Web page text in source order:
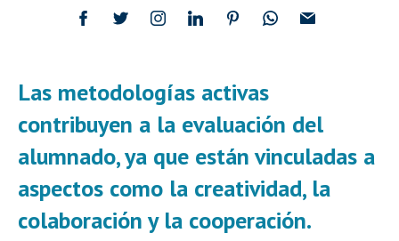
Las metodologías activas
contribuyen a la evaluación del
alumnado, ya que están vinculadas a
aspectos como la creatividad, la
colaboración y la cooperación.